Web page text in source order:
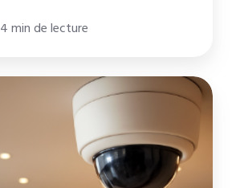
4 min de lecture